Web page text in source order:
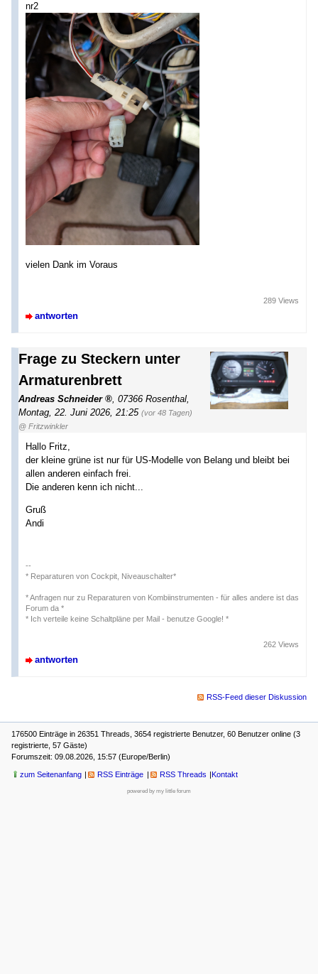
nr2
vielen Dank im Voraus
antworten
289 Views
Frage zu Steckern unter
Armaturenbrett
Andreas Schneider , 07366 Rosenthal,
Montag, 22. Juni 2026, 21:25 (vor 48 Tagen)
@ Fritzwinkler
Hallo Fritz,
der kleine grüne ist nur für US-Modelle von Belang und bleibt bei
allen anderen einfach frei.
Die anderen kenn ich nicht...
Gruß
Andi
--
* Reparaturen von Cockpit, Niveauschalter*
* Anfragen nur zu Reparaturen von Kombiinstrumenten - für alles andere ist das
Forum da *
* Ich verteile keine Schaltpläne per Mail - benutze Google! *
antworten
262 Views
RSS-Feed dieser Diskussion
176500 Einträge in 26351 Threads, 3654 registrierte Benutzer, 60 Benutzer online (3
registrierte, 57 Gäste)
Forumszeit: 09.08.2026, 15:57 (Europe/Berlin)
zum Seitenanfang RSS Einträge RSS Threads Kontakt
powered by my little forum